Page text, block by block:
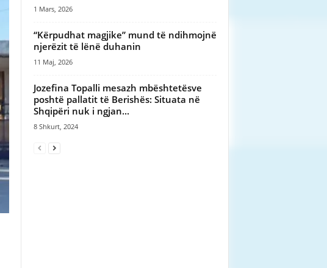
1 Mars, 2026
“Kërpudhat magjike” mund të ndihmojnë
njerëzit të lënë duhanin
11 Maj, 2026
Jozefina Topalli mesazh mbështetësve
poshtë pallatit të Berishës: Situata në
Shqipëri nuk i ngjan...
8 Shkurt, 2024